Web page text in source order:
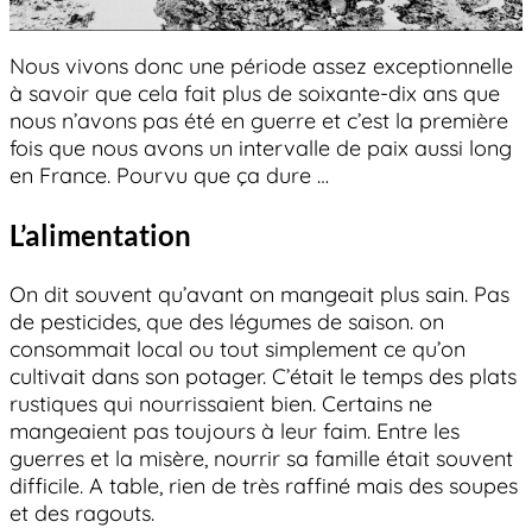
Nous vivons donc une période assez exceptionnelle
à savoir que cela fait plus de soixante-dix ans que
nous n’avons pas été en guerre et c’est la première
fois que nous avons un intervalle de paix aussi long
en France. Pourvu que ça dure …
L’alimentation
On dit souvent qu’avant on mangeait plus sain. Pas
de pesticides, que des légumes de saison. on
consommait local ou tout simplement ce qu’on
cultivait dans son potager. C’était le temps des plats
rustiques qui nourrissaient bien. Certains ne
mangeaient pas toujours à leur faim. Entre les
guerres et la misère, nourrir sa famille était souvent
difficile. A table, rien de très raffiné mais des soupes
et des ragouts.